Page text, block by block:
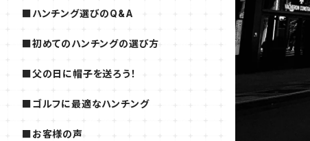
■ハンチング選びのQ&A
■初めてのハンチングの選び方
■父の日に帽子を送ろう！
■ゴルフに最適なハンチング
■お客様の声